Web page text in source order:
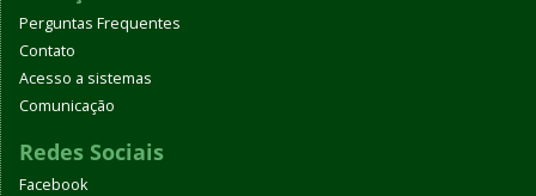
Perguntas Frequentes
Contato
Acesso a sistemas
Comunicação
Redes Sociais
Facebook